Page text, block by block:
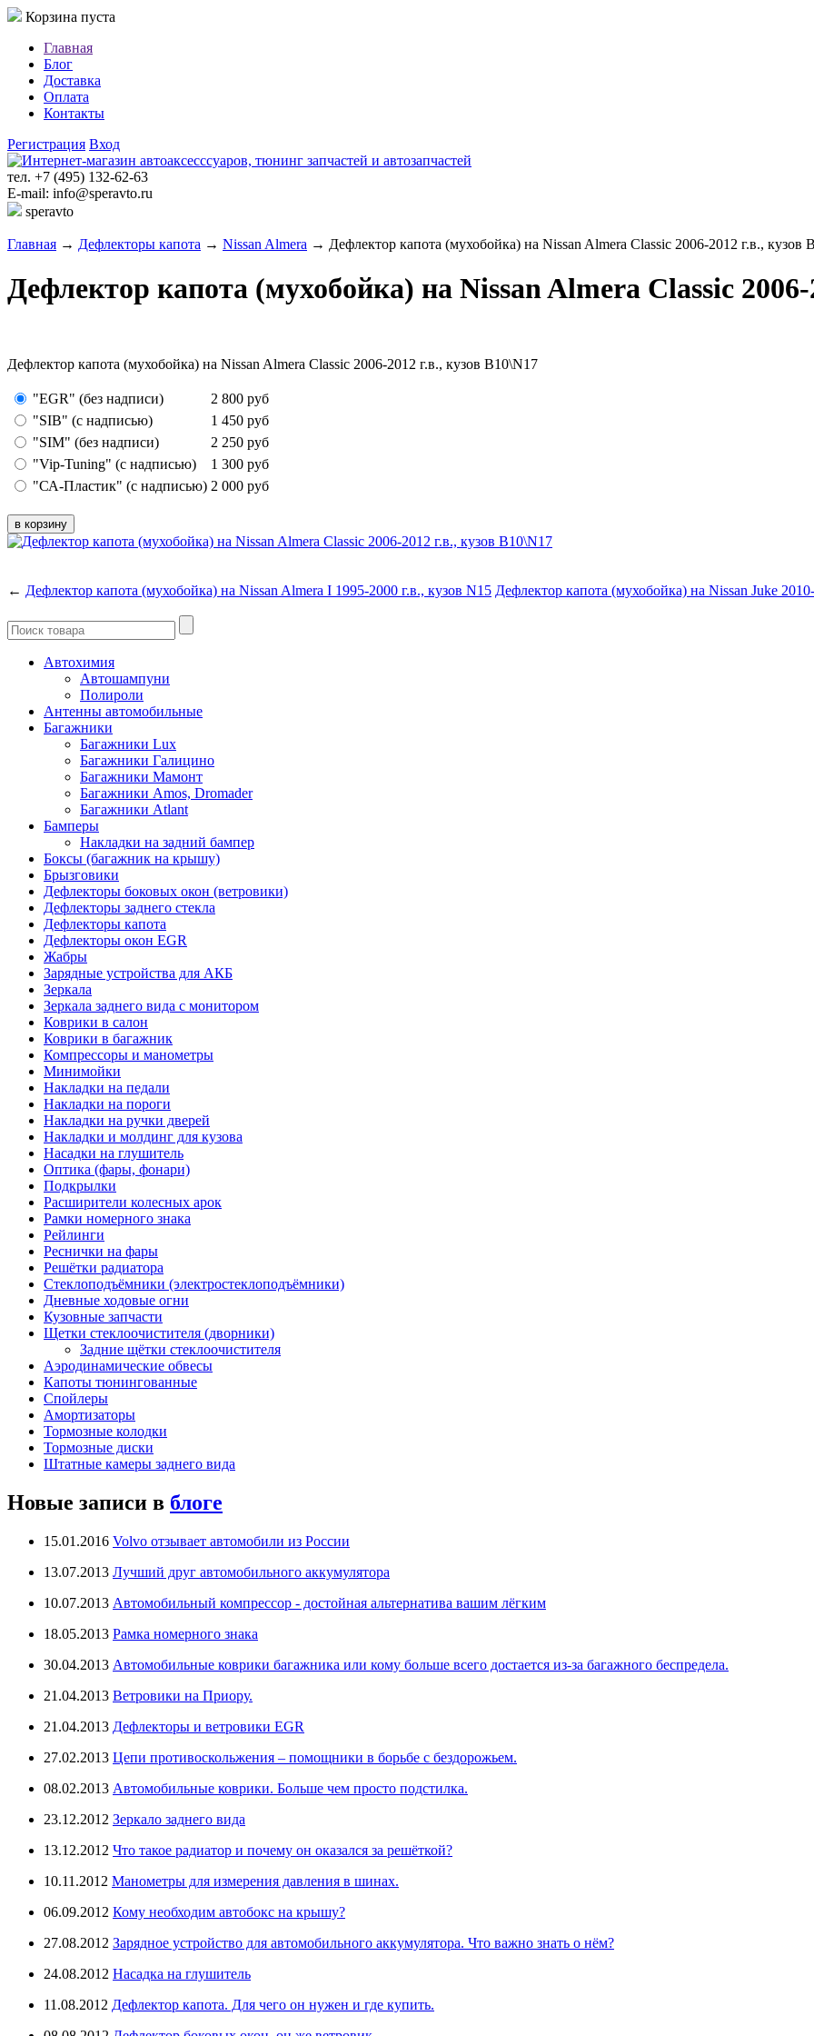
Корзина пуста
Главная
Блог
Доставка
Оплата
Контакты
Регистрация Вход
тел. +7 (495) 132-62-63
E-mail: info@speravto.ru
speravto
Главная → Дефлекторы капота → Nissan Almera → Дефлектор капота (мухобойка) на Nissan Almera Classic 2006-2012 г.в., кузов
Дефлектор капота (мухобойка) на Nissan Almera Classic 2006-
Дефлектор капота (мухобойка) на Nissan Almera Classic 2006-2012 г.в., кузов B10\N17
"EGR" (без надписи) 2 800 руб
"SIB" (с надписью)
1 450 руб
"SIM" (без надписи)
2 250 руб
"Vip-Tuning" (с надписью)
1 300 руб
"СА-Пластик" (с надписью) 2 000 руб
← Дефлектор капота (мухобойка) на Nissan Almera I 1995-2000 г.в., кузов N15 Дефлектор капота (мухобойка) на Nissan Juke
Автохимия
Автошампуни
Полироли
Антенны автомобильные
Багажники
Багажники Lux
Багажники Галицино
Багажники Мамонт
Багажники Amos, Dromader
Багажники Atlant
Бамперы
Накладки на задний бампер
Боксы (багажник на крышу)
Брызговики
Дефлекторы боковых окон (ветровики)
Дефлекторы заднего стекла
Дефлекторы капота
Дефлекторы окон EGR
Жабры
Зарядные устройства для АКБ
Зеркала
Зеркала заднего вида с монитором
Коврики в салон
Коврики в багажник
Компрессоры и манометры
Минимойки
Накладки на педали
Накладки на пороги
Накладки на ручки дверей
Накладки и молдинг для кузова
Насадки на глушитель
Оптика (фары, фонари)
Подкрылки
Расширители колесных арок
Рамки номерного знака
Рейлинги
Реснички на фары
Решётки радиатора
Стеклоподъёмники (электростеклоподъёмники)
Дневные ходовые огни
Кузовные запчасти
Щетки стеклоочистителя (дворники)
Задние щётки стеклоочистителя
Аэродинамические обвесы
Капоты тюнингованные
Спойлеры
Амортизаторы
Тормозные колодки
Тормозные диски
Штатные камеры заднего вида
Новые записи в блоге
15.01.2016 Volvo отзывает автомобили из России
13.07.2013 Лучший друг автомобильного аккумулятора
10.07.2013 Автомобильный компрессор - достойная альтернатива вашим лёгким
18.05.2013 Рамка номерного знака
30.04.2013 Автомобильные коврики багажника или кому больше всего достается из-за багажного беспредела.
21.04.2013 Ветровики на Приору.
21.04.2013 Дефлекторы и ветровики EGR
27.02.2013 Цепи противоскольжения – помощники в борьбе с бездорожьем.
08.02.2013 Автомобильные коврики. Больше чем просто подстилка.
23.12.2012 Зеркало заднего вида
13.12.2012 Что такое радиатор и почему он оказался за решёткой?
10.11.2012 Манометры для измерения давления в шинах.
06.09.2012 Кому необходим автобокс на крышу?
27.08.2012 Зарядное устройство для автомобильного аккумулятора. Что важно знать о нём?
24.08.2012 Насадка на глушитель
11.08.2012 Дефлектор капота. Для чего он нужен и где купить.